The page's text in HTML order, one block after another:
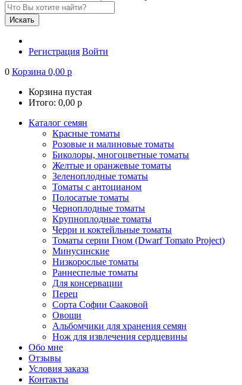
Искать
Регистрация Войти
0 Корзина 0,00 р
Корзина пустая
Итого: 0,00 р
Каталог семян
Красные томаты
Розовые и малиновые томаты
Биколоры, многоцветные томаты
Желтые и оранжевые томаты
Зеленоплодные томаты
Томаты с антоцианом
Полосатые томаты
Черноплодные томаты
Крупноплодные томаты
Черри и коктейльные томаты
Томаты серии Гном (Dwarf Tomato Project)
Минусинские
Низкорослые томаты
Раннеспелые томаты
Для консервации
Перец
Сорта Софии Сааковой
Овощи
Альбомчики для хранения семян
Нож для извлечения сердцевины
Обо мне
Отзывы
Условия заказа
Контакты